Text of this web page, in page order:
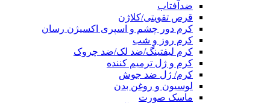
ضدآفتاب
قرص تقویتی/کلاژن
کرم دور چشم و اسپری اکسیژن رسان
کرم روز و شب
کرم لیفتینگ/ضد لک/ضد چروک
کرم و ژل ترمیم کننده
کرم/ ژل ضد جوش
لوسیون و روغن بدن
ماسک صورت